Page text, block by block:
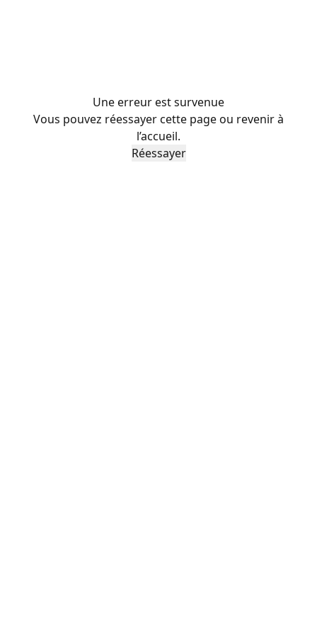
Une erreur est survenue
Vous pouvez réessayer cette page ou revenir à
l’accueil.
Réessayer